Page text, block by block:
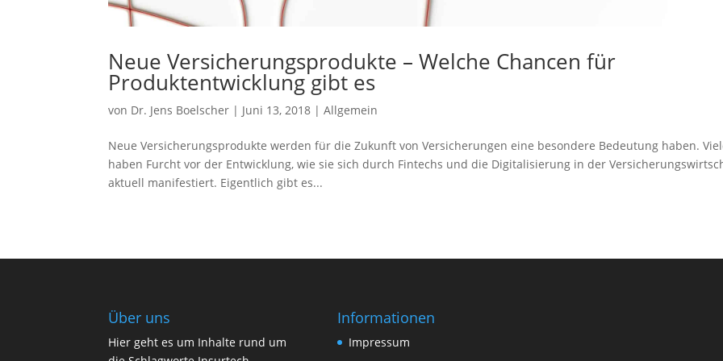
Neue Versicherungsprodukte – Welche Chancen für
Produktentwicklung gibt es
von Dr. Jens Boelscher | Juni 13, 2018 |Allgemein
Neue Versicherungsprodukte werden für die Zukunft von Versicherungen eine besondere Bedeutung haben.
haben Furcht vor der Entwicklung, wie sie sich durch Fintechs und die Digitalisierung in der
aktuell manifestiert. Eigentlich gibt es...
Über uns
Hier geht es um Inhalte rund um
Informationen
Impressum